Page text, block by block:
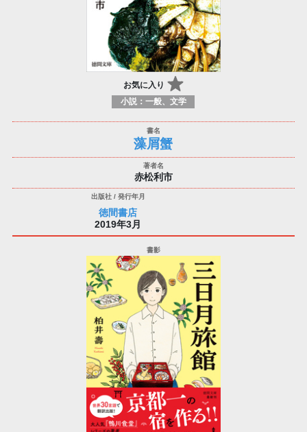
お気に入り
小説：一般、文学
藻屑蟹
赤松利市
徳間書店
2019年3月